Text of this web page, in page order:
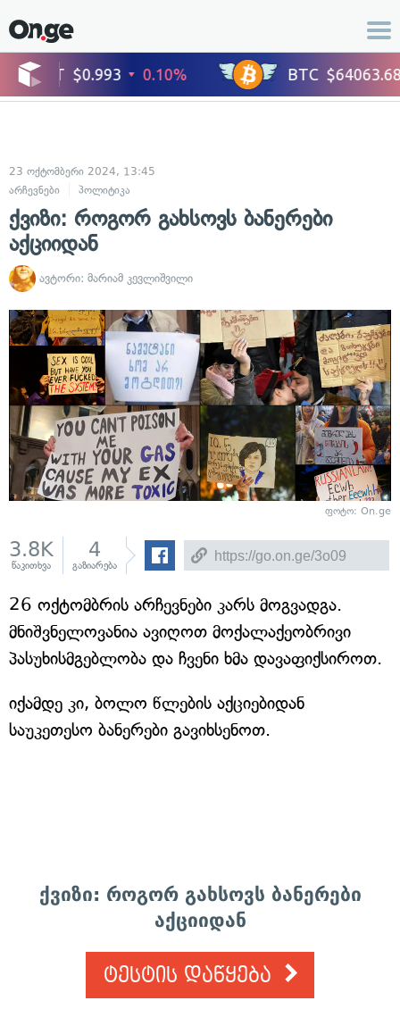
23 ოქტომბერი 2024, 13:45
არჩევნები
პოლიტიკა
ქვიზი: როგორ გახსოვს ბანერები
აქციიდან
ავტორი: მარიამ კევლიშვილი
ფოტო: On.ge
3.8K
წაკითხვა
4
გაზიარება
26 ოქტომბრის არჩევნები კარს მოგვადგა.
მნიშვნელოვანია ავიღოთ მოქალაქეობრივი
პასუხისმგებლობა და ჩვენი ხმა დავაფიქსიროთ.
იქამდე კი, ბოლო წლების აქციებიდან
საუკეთესო ბანერები გავიხსენოთ.
ქვიზი: როგორ გახსოვს ბანერები
აქციიდან
ტესტის დაწყება